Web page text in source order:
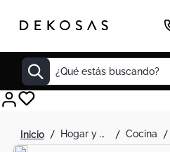
¿Qué estás buscando?
hogar y decoración cocina
Decoracion